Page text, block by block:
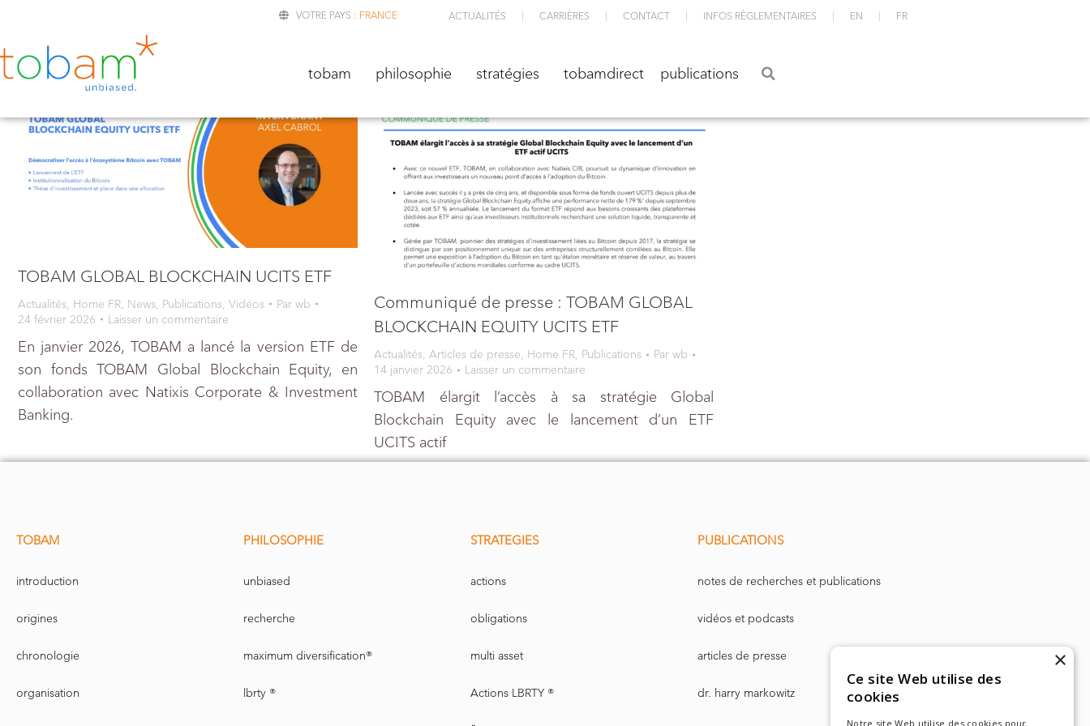
VOTRE PAYS : FRANCE ACTUALITÉS CARRIÈRES CONTACT INFOS RÈGLEMENTAIRES EN FR
tobam philosophie stratégies tobamdirect publications
TOBAM GLOBAL BLOCKCHAIN UCITS ETF
Actualités, Home FR, News, Publications, Vidéos Par wb
24 février 2026
Laisser un commentaire
En janvier 2026, TOBAM a lancé la version ETF de
son fonds TOBAM Global Blockchain Equity, en
collaboration avec Natixis Corporate & Investment
Banking.
Communiqué de presse : TOBAM GLOBAL
BLOCKCHAIN EQUITY UCITS ETF
Actualités, Articles de presse, Home FR, Publications Par wb
14 janvier 2026
Laisser un commentaire
TOBAM élargit l’accès à sa stratégie Global
Blockchain Equity avec le lancement d’un ETF
UCITS actif
TOBAM
introduction
origines
chronologie
organisation
PHILOSOPHIE
unbiased
recherche
maximum diversification®
lbrty ®
STRATEGIES
actions
obligations
multi asset
Actions LBRTY ®
PUBLICATIONS
notes de recherches et publications
vidéos et podcasts
articles de presse
dr. harry markowitz
×
Ce site Web utilise des
cookies
Notre site Web utilise des cookies pour